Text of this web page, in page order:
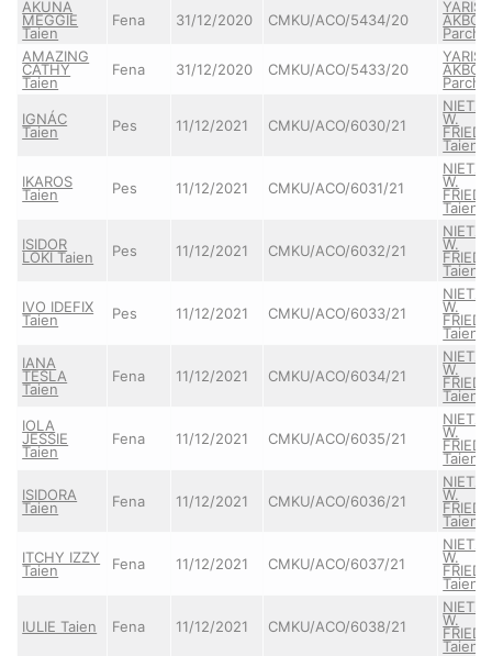
AKUNA
MEGGIE
Taien
Fena 31/12/2020 CMKU/ACO/5434/20
YARIS
AKBO-
AMAZING
CATHY
Taien
Fena 31/12/2020 CMKU/ACO/5433/20
YARIS
AKBO-
IGNÁC
Taien Pes 11/12/2021 CMKU/ACO/6030/21 W.
Taien
IKAROS
Taien Pes 11/12/2021 CMKU/ACO/6031/21 W.
Taien
ISIDOR
LOKI Taien Pes 11/12/2021 CMKU/ACO/6032/21 W.
Taien
IVO IDEFIX
Taien Pes 11/12/2021 CMKU/ACO/6033/21 W.
Taien
IANA
TESLA
Taien
Fena 11/12/2021 CMKU/ACO/6034/21 W.
Taien
IOLA
JESSIE
Taien
Fena 11/12/2021 CMKU/ACO/6035/21 W.
Taien
ISIDORA
Taien Fena 11/12/2021 CMKU/ACO/6036/21 W.
Taien
ITCHY IZZY
Taien Fena 11/12/2021 CMKU/ACO/6037/21 W.
Taien
IULIE Taien Fena 11/12/2021 CMKU/ACO/6038/21 W.
Taien